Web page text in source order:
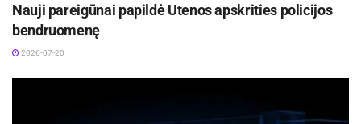
Nauji pareigūnai papildė Utenos apskrities policijos
bendruomenę
2026-07-20